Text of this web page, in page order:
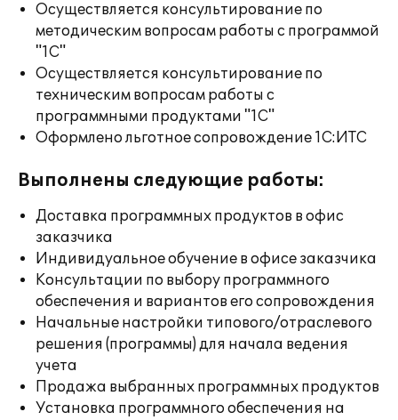
Осуществляется консультирование по
методическим вопросам работы с программой
"1С"
Осуществляется консультирование по
техническим вопросам работы с
программными продуктами "1С"
Оформлено льготное сопровождение 1С:ИТС
Выполнены следующие работы:
Доставка программных продуктов в офис
заказчика
Индивидуальное обучение в офисе заказчика
Консультации по выбору программного
обеспечения и вариантов его сопровождения
Начальные настройки типового/отраслевого
решения (программы) для начала ведения
учета
Продажа выбранных программных продуктов
Установка программного обеспечения на